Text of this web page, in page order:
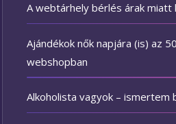
A webtárhely bérlés árak miatt
Ajándékok nők napjára (is) az
webshopban
Alkoholista vagyok – ismertem